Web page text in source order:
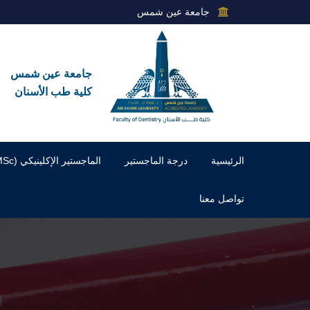
جامعة عين شمس
جامعة عين شمس
كلية طب الأسنان
الرئيسية درجة الماجستير الماجستير الإكلينيكي (MSc)
تواصل معنا